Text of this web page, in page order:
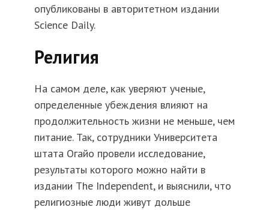
опубликованы в авторитетном издании
Science Daily.
Религия
На самом деле, как уверяют ученые,
определенные убеждения влияют на
продолжительность жизни не меньше, чем
питание. Так, сотрудники Университета
штата Огайо провели исследование,
результаты которого можно найти в
издании The Independent, и выяснили, что
религиозные люди живут дольше